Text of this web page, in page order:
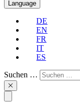
Language
DE
EN
FR
IT
ES
Suchen …